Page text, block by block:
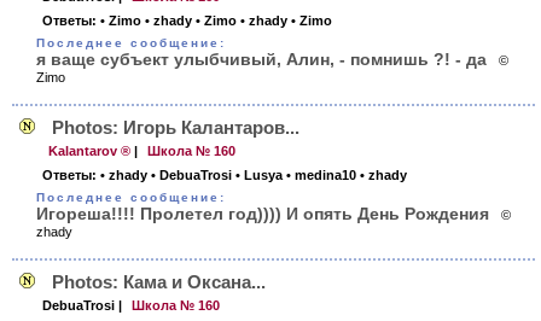
Ответы: • Zimo • zhady • Zimo • zhady • Zimo
Последнее сообщение:
я ваще субъект улыбчивый, Алин, - помнишь ?! - да
©
Zimo
Photos: Игорь Калантаров...
Kalantarov ® |
Школа № 160
Ответы: • zhady • DebuaTrosi • Lusya • medina10 • zhady
Последнее сообщение:
Игореша!!!! Пролетел год)))) И опять День Рождения
©
zhady
Photos: Кама и Оксана...
DebuaTrosi |
Школа № 160